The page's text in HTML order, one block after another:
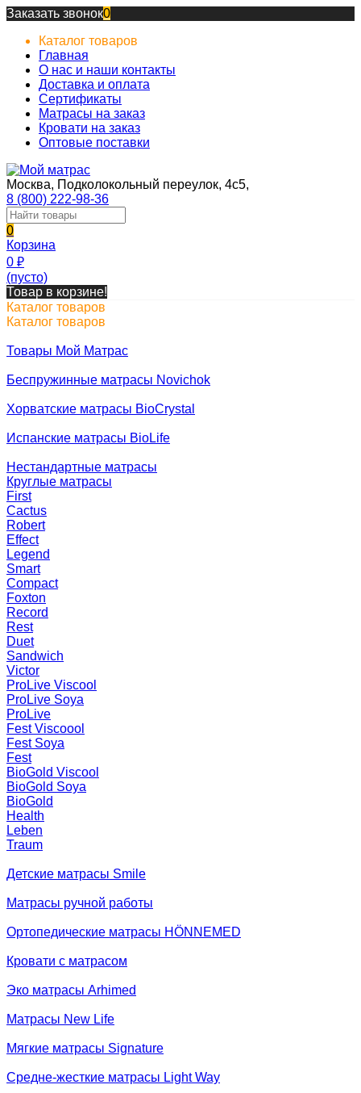
Заказать звонок0
Каталог товаров
Главная
О нас и наши контакты
Доставка и оплата
Сертификаты
Матрасы на заказ
Кровати на заказ
Оптовые поставки
Москва, Подколокольный переулок, 4с5,
8 (800) 222-98-36
0
Корзина
0 ₽
(пусто)
Товар в корзине!
Каталог товаров
Каталог товаров
Товары Мой Матрас
Беспружинные матрасы Novichok
Хорватские матрасы BioCrystal
Испанские матрасы BioLife
Нестандартные матрасы
Круглые матрасы
First
Cactus
Robert
Effect
Legend
Smart
Compact
Foxton
Record
Rest
Duet
Sandwich
Victor
ProLive Viscool
ProLive Soya
ProLive
Fest Viscoool
Fest Soya
Fest
BioGold Viscool
BioGold Soya
BioGold
Health
Leben
Traum
Детские матрасы Smile
Матрасы ручной работы
Ортопедические матрасы HÖNNEMED
Кровати с матрасом
Эко матрасы Arhimed
Матрасы New Life
Мягкие матрасы Signature
Средне-жесткие матрасы Light Way